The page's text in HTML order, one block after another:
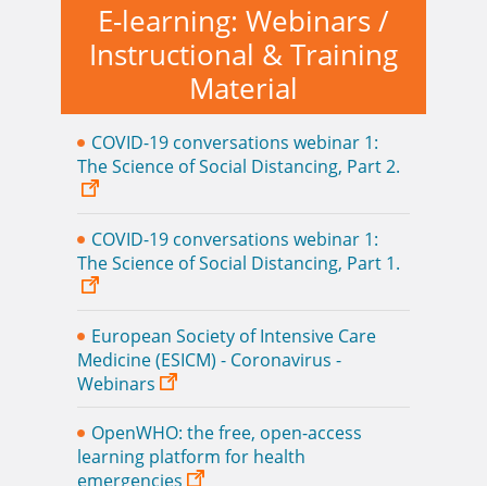
E-learning: Webinars /
Instructional & Training
Material
COVID-19 conversations webinar 1:
The Science of Social Distancing, Part 2.
COVID-19 conversations webinar 1:
The Science of Social Distancing, Part 1.
European Society of Intensive Care
Medicine (ESICM) - Coronavirus -
Webinars
OpenWHO: the free, open-access
learning platform for health
emergencies